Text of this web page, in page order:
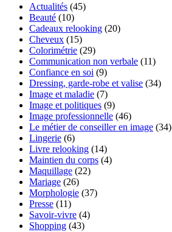
Actualités (45)
Beauté (10)
Cadeaux relooking (20)
Cheveux (15)
Colorimétrie (29)
Communication non verbale (11)
Confiance en soi (9)
Dressing, garde-robe et valise (34)
Image et maladie (7)
Image et politiques (9)
Image professionnelle (46)
Le métier de conseiller en image (34)
Lingerie (6)
Livre relooking (14)
Maintien du corps (4)
Maquillage (22)
Mariage (26)
Morphologie (37)
Presse (11)
Savoir-vivre (4)
Shopping (43)